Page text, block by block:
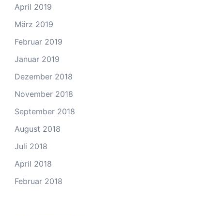
April 2019
März 2019
Februar 2019
Januar 2019
Dezember 2018
November 2018
September 2018
August 2018
Juli 2018
April 2018
Februar 2018